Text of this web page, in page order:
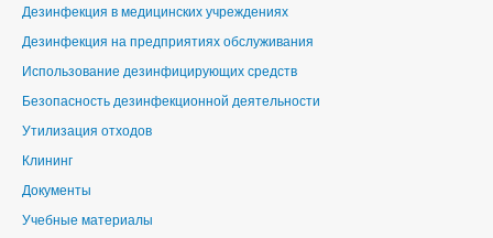
Дезинфекция в медицинских учреждениях
Дезинфекция на предприятиях обслуживания
Использование дезинфицирующих средств
Безопасность дезинфекционной деятельности
Утилизация отходов
Клининг
Документы
Учебные материалы